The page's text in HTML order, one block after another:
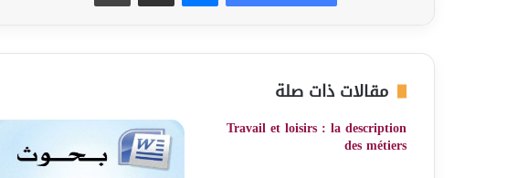
مقالات ذات صلة
Travail et loisirs : la description
des métiers